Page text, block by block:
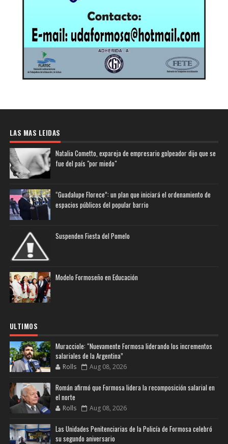
LAS MAS LEIDAS
Natalia Cometto, expareja de empresario golpeador dijo que se
fue del país "por miedo"
“Guadalupe Florece”: un plan que iniciará el ordenamiento de
espacios públicos del popular barrio
Suspenden Fiesta del Pomelo
Modelo Formoseño en Educación
ULTIMOS
Muracciole: “Nuevamente Formosa liderando los incrementos
salariales de la Argentina”
Rolls Aug 08, 2026
Román afirmó que Formosa lidera la recomposición salarial en
el norte
Rolls Aug 08, 2026
Las Unidades Penitenciarias de la Policía de Formosa celebró
su segundo aniversario